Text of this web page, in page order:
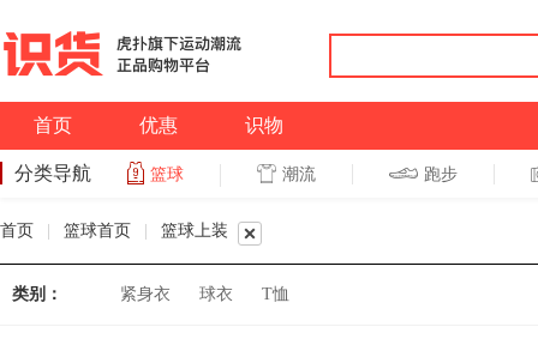
首页 优惠 识物
分类导航 篮球 潮流 跑步
首页 篮球首页 篮球上装
类别： 紧身衣 球衣 T恤